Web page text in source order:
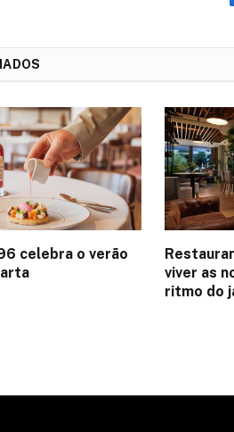
celebra o verão
viver as
ritmo do